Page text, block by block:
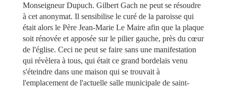
Monseigneur Dupuch. Gilbert Gach ne peut se résoudre
à cet anonymat. Il sensibilise le curé de la paroisse qui
était alors le Père Jean-Marie Le Maire afin que la plaque
soit rénovée et apposée sur le pilier gauche, près du cœur
de l'église. Ceci ne peut se faire sans une manifestation
qui révèlera à tous, qui était ce grand bordelais venu
s'éteindre dans une maison qui se trouvait à
l'emplacement de l'actuelle salle municipale de saint-